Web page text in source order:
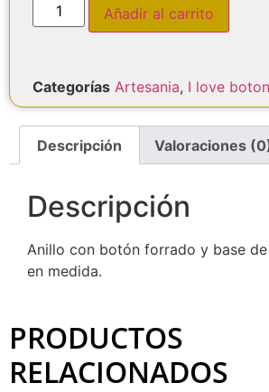
Añadir al carrito
Categorías Artesania, I love
Descripción Valoraciones
Descripción
Anillo con botón forrado y base
en medida.
PRODUCTOS
RELACIONADOS